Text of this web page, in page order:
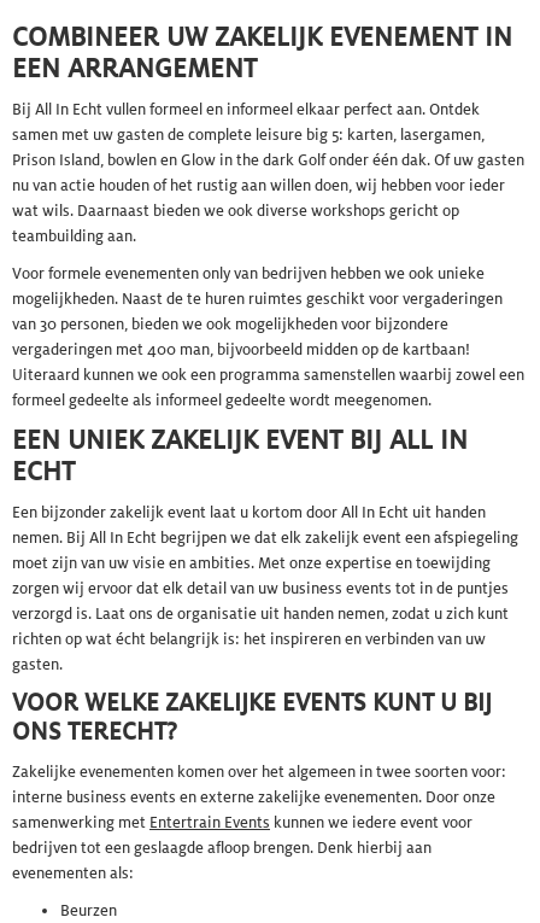
COMBINEER UW ZAKELIJK EVENEMENT IN
EEN ARRANGEMENT
Bij All In Echt vullen formeel en informeel elkaar perfect aan. Ontdek
samen met uw gasten de complete leisure big 5: karten, lasergamen,
Prison Island, bowlen en Glow in the dark Golf onder één dak. Of uw gasten
nu van actie houden of het rustig aan willen doen, wij hebben voor ieder
wat wils. Daarnaast bieden we ook diverse workshops gericht op
teambuildingaan.
Voor formele evenementen only van bedrijven hebben we ook unieke
mogelijkheden. Naast de te huren ruimtes geschikt voor vergaderingen
van 30 personen, bieden we ook mogelijkheden voor bijzondere
vergaderingen met 400 man, bijvoorbeeld midden op de kartbaan!
Uiteraard kunnen we ook een programma samenstellen waarbij zowel een
formeel gedeelte als informeel gedeelte wordt meegenomen.
EEN UNIEK ZAKELIJK EVENT BIJ ALL IN
ECHT
Een bijzonder zakelijk event laat u kortom door All In Echt uit handen
nemen. Bij All In Echt begrijpen we dat elk zakelijk event een afspiegeling
moet zijn van uw visie en ambities. Met onze expertise en toewijding
zorgen wij ervoor dat elk detail van uw business events tot in de puntjes
verzorgd is. Laat ons de organisatie uit handen nemen, zodat u zich kunt
richten op wat écht belangrijk is: het inspireren en verbinden van uw
gasten.
VOOR WELKE ZAKELIJKE EVENTS KUNT U BIJ
ONS TERECHT?
Zakelijke evenementen komen over het algemeen in twee soorten voor:
interne business events en externe zakelijke evenementen. Door onze
samenwerking met Entertrain Events kunnen we iedere event voor
bedrijven tot een geslaagde afloop brengen. Denk hierbij aan
evenementen als:
Beurzen